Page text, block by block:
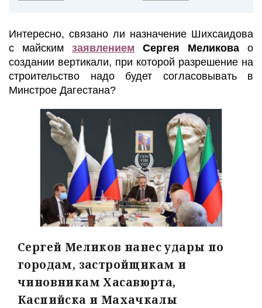
Интересно, связано ли назначение Шихсаидова
с майским заявлением Сергея Меликова о
создании вертикали, при которой разрешение на
строительство надо будет согласовывать в
Минстрое Дагестана?
Сергей Меликов нанес удары по
городам, застройщикам и
чиновникам Хасавюрта,
Каспийска и Махачкалы